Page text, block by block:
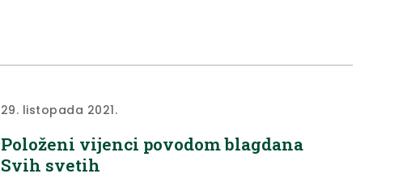
29. listopada 2021.
Položeni vijenci povodom blagdana
Svih svetih